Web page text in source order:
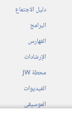
دليل الاجتماع
البرامج
الفهارس
الإرشادات
محطة‏ ‏JW
الفيديوات
الموسيقى